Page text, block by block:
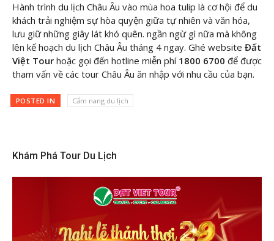
Hành trình du lịch Châu Âu vào mùa hoa tulip là cơ hội để du
khách trải nghiệm sự hòa quyện giữa tự nhiên và văn hóa,
lưu giữ những giây lát khó quên. ngần ngừ gì nữa mà không
lên kế hoạch du lịch Châu Âu tháng 4 ngay. Ghé website Đất
Việt Tour hoặc gọi đến hotline miễn phí 1800 6700 để được
tham vấn về các tour Châu Âu ăn nhập với nhu cầu của bạn.
POSTED IN Cẩm nang du lịch
Khám Phá Tour Du Lịch